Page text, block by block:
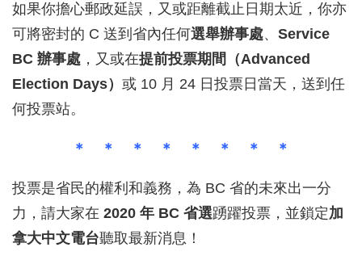
如果你擔心郵政延誤，又或距離截止日期太近，你亦
可將密封的 C 送到省內任何選舉辦事處、 Service
BC 辦事處 ，又或在提前投票期間（Advanced
Election Days） 或 10 月 24 日投票日當天，送到任
何投票站。
＊ ＊ ＊ ＊ ＊ ＊ ＊ ＊
投票是省民的權利和義務，為 BC 省的未來出一分
力，請大家在 2020 年 BC 省選踴躍投票，並鎖定加
拿大中文電台聽取最新消息！